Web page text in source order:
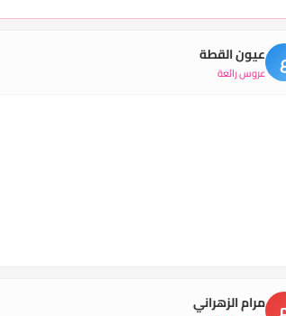
عيون القطة
عروس رائعة
مرام الزهراني